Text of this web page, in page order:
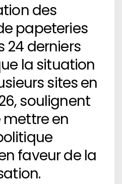
des
papeteries
24 derniers
la situation
sites en
soulignent
mettre en
faveur de la